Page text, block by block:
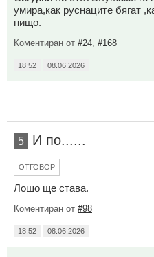
умира,как руснаците бягат
нищо.
Коментиран от #24 #168
18:52 08.06.2026
5 И по......
ОТГОВОР
Лошо ще става.
Коментиран от #98
18:52 08.06.2026